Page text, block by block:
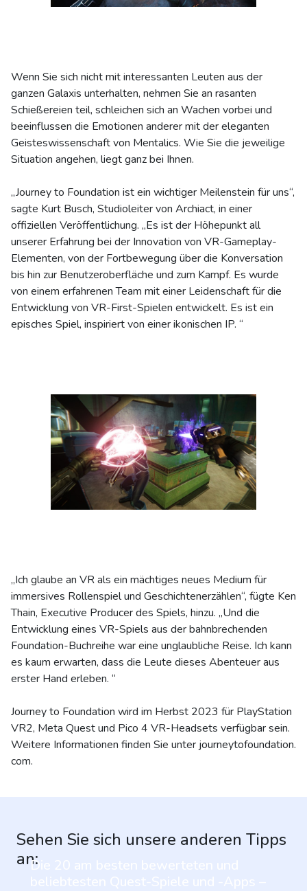
Wenn Sie sich nicht mit interessanten Leuten aus der
ganzen Galaxis unterhalten, nehmen Sie an rasanten
Schießereien teil, schleichen sich an Wachen vorbei und
beeinflussen die Emotionen anderer mit der eleganten
Geisteswissenschaft von Mentalics. Wie Sie die jeweilige
Situation angehen, liegt ganz bei Ihnen.
„Journey to Foundation ist ein wichtiger Meilenstein für uns“,
sagte Kurt Busch, Studioleiter von Archiact, in einer
offiziellen Veröffentlichung. „Es ist der Höhepunkt all
unserer Erfahrung bei der Innovation von VR-Gameplay-
Elementen, von der Fortbewegung über die Konversation
bis hin zur Benutzeroberfläche und zum Kampf. Es wurde
von einem erfahrenen Team mit einer Leidenschaft für die
Entwicklung von VR-First-Spielen entwickelt. Es ist ein
episches Spiel, inspiriert von einer ikonischen IP. “
„Ich glaube an VR als ein mächtiges neues Medium für
immersives Rollenspiel und Geschichtenerzählen“, fügte Ken
Thain, Executive Producer des Spiels, hinzu. „Und die
Entwicklung eines VR-Spiels aus der bahnbrechenden
Foundation-Buchreihe war eine unglaubliche Reise. Ich kann
es kaum erwarten, dass die Leute dieses Abenteuer aus
erster Hand erleben. “
Journey to Foundation wird im Herbst 2023 für PlayStation
VR2, Meta Quest und Pico 4 VR-Headsets verfügbar sein.
Weitere Informationen finden Sie unter journeytofoundation.
com.
Sehen Sie sich unsere anderen Tipps
an:Die 20 am besten bewerteten und